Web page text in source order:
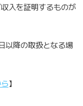
入を証明するものが
以降の取扱となる場
】